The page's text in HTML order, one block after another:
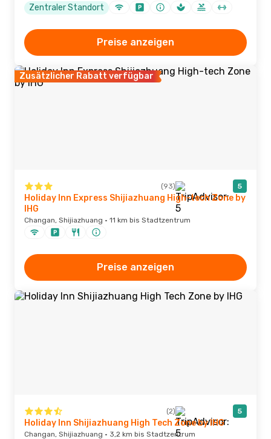
Zentraler Standort
Preise anzeigen
Zusätzlicher Rabatt verfügbar
(93) 5
Holiday Inn Express Shijiazhuang High-tech Zone by
IHG
Changan, Shijiazhuang · 11 km bis Stadtzentrum
Preise anzeigen
(2) 5
Holiday Inn Shijiazhuang High Tech Zone by IHG
Changan, Shijiazhuang · 3,2 km bis Stadtzentrum